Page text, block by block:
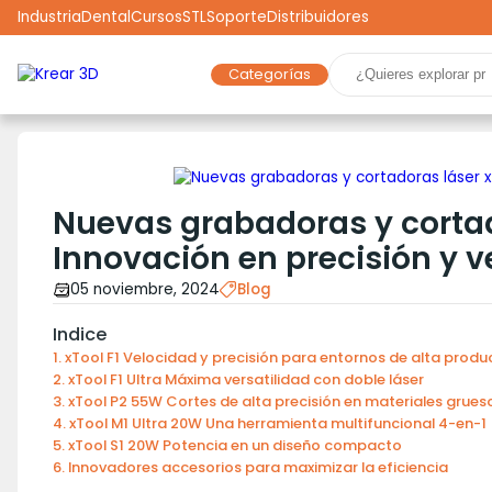
IndustriaDentalCursosSTLSoporteDistribuidores
Categorías
Marcas Impresoras 3D Filamentos Resinas
Scooters Drones Realidad Virtual
Nuevas grabadoras y
Innovación en precisión y
05 noviembre, 2024 Blog
Indice
xTool F1 Velocidad y precisión para entornos de alta
xTool F1 Ultra Máxima versatilidad con doble láser
xTool P2 55W Cortes de alta precisión en materiales
xTool M1 Ultra 20W Una herramienta multifuncional 4-en-1
xTool S1 20W Potencia en un diseño compacto
Innovadores accesorios para maximizar la eficiencia